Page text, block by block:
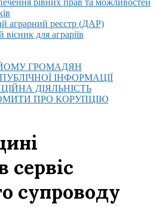
рівних прав та можливостей
аграрний реєстр (ДАР)
для аграріїв
ГРОМАДЯН
ІНФОРМАЦІЇ
ДІЯЛЬНІСТЬ
ПРО КОРУПЦІЮ
сервіс
супроводу